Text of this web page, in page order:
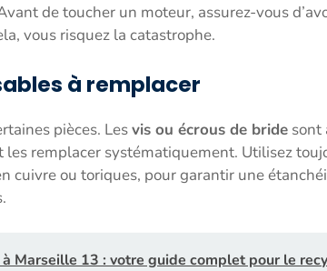
de toucher un moteur, assurez-vous
vous risquez la catastrophe.
à remplacer
pièces. Lesvis ou écrous de bride sont
remplacer systématiquement. Utilisez
cuivre ou toriques, pour garantir une
à Marseille 13 : votre guide complet pour le